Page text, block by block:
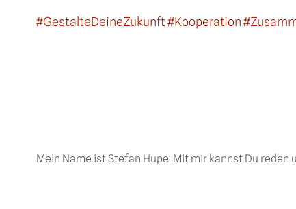
#GestalteDeineZukunft #Kooperation
Mein Name ist Stefan Hupe. Mit mir kannst Du reden